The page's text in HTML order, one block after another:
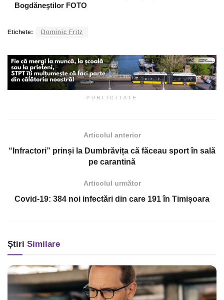
Bogdăneştilor FOTO
Etichete: Dominic Fritz
PUBLICITATE
Articolul anterior
“Infractori” prinși la Dumbrăvița că făceau sport în sală
pe carantină
Articolul următor
Covid-19: 384 noi infectări din care 191 în Timișoara
Știri Similare